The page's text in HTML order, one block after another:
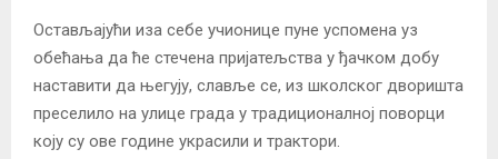
Остављајући иза себе учионице пуне успомена уз
обећања да ће стечена пријатељства у ђачком добу
наставити да његују, славље се, из школског дворишта
преселило на улице града у традиционалној поворци
коју су ове године украсили и трактори.